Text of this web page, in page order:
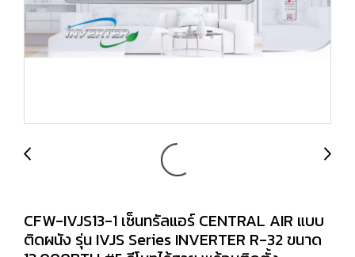
CFW-IVJS13-1 เซ็นทรัลแอร์ CENTRAL AIR แบบ
ติดผนัง รุ่น IVJS Series INVERTER R-32 ขนาด